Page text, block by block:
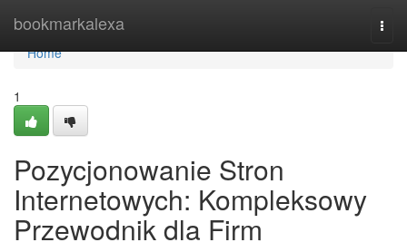
bookmarkalexa
Home
Home
1
Pozycjonowanie Stron
Internetowych: Kompleksowy
Przewodnik dla Firm